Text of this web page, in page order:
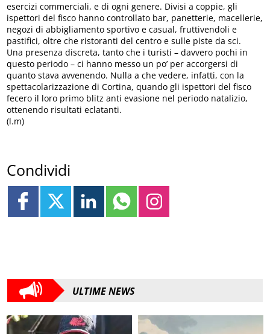
esercizi commerciali, e di ogni genere. Divisi a coppie, gli
ispettori del fisco hanno controllato bar, panetterie, macellerie,
negozi di abbigliamento sportivo e casual, fruttivendoli e
pastifici, oltre che ristoranti del centro e sulle piste da sci.
Una presenza discreta, tanto che i turisti – davvero pochi in
questo periodo – ci hanno messo un po’ per accorgersi di
quanto stava avvenendo. Nulla a che vedere, infatti, con la
spettacolarizzazione di Cortina, quando gli ispettori del fisco
fecero il loro primo blitz anti evasione nel periodo natalizio,
ottenendo risultati eclatanti.
(l.m)
Condividi
ULTIME NEWS